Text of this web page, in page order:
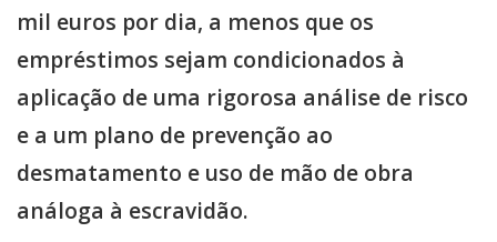
mil euros por dia, a menos que os
empréstimos sejam condicionados à
aplicação de uma rigorosa análise de risco
e a um plano de prevenção ao
desmatamento e uso de mão de obra
análoga à escravidão.